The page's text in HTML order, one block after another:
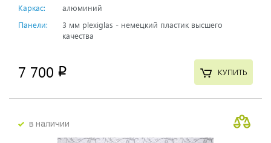
Каркас:
алюминий
Панели:
3 мм plexiglas - немецкий пластик высшего
качества
7 700 p КУПИТЬ
в наличии